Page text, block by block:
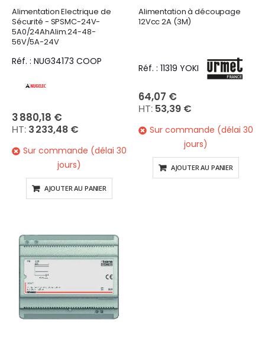
Alimentation Electrique de
Sécurité - SPSMC-24V-
5A0/24AhAlim.24-48-
56V/5A-24V
Réf. : NUG34173 COOP
3 880,18 €
3 233,48 €
Sur commande (délai 30
jours)
AJOUTER AU PANIER
Alimentation à découpage
12Vcc 2A (3M)
Réf. : 11319 YOKI
64,07 €
53,39 €
Sur commande (délai 30
jours)
AJOUTER AU PANIER